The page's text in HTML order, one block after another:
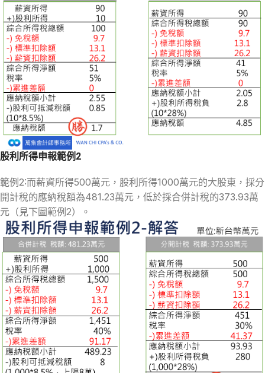
股利所得申報範例2
範例2:而薪資所得500萬元，股利所得1000萬元的大股東，採分
開計稅的應納稅額為481.23萬元，低於採合併計稅的373.93萬
元（見下圖範例2）。